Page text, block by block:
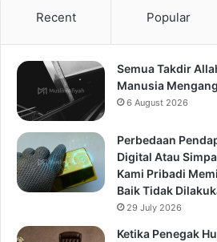
Recent Popular
Semua Takdir
Manusia
6 August 2026
Perbedaan
Digital Atau
Kami Pribadi
Baik Tidak
29 July 2026
Ketika Penegak